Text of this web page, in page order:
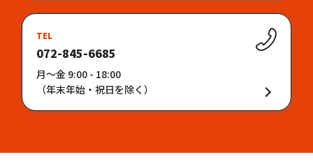
TEL
072-845-6685
月〜金 9:00 - 18:00
（年末年始・祝日を除く）